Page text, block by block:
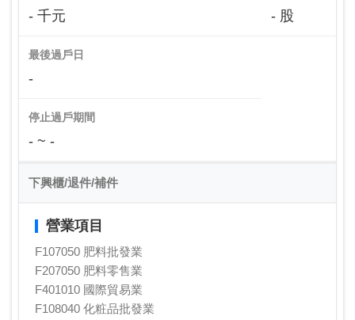
- 千元 - 股
最後過戶日
-
停止過戶期間
- ~ -
下興櫃/退件/補件
營業項目
F107050 肥料批發業
F207050 肥料零售業
F401010 國際貿易業
F108040 化粧品批發業